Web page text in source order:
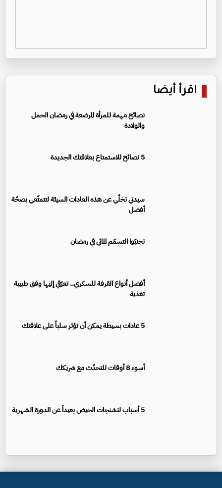
اقرأ أيضا
نصائح مهمة للمرأة المرضعة في رمضان الحمل
والولادة
5 نصائح للاستمتاع بعلاقتك الجديدة
سيدتي تخلّي عن هذه العادات السيئة لتتمتّعي بصحّة
أفضل
تجنبّوا التسمّم المائي في رمضان
أفضل أنواع القرفة للسكري.. تعرّفي إليها وفق طبيبة
تغذية
5 عادات بسيطة يمكن أن تؤثر سلباً على علاقتك
أسوء 8 أوقات للتحدّث مع شريكك
5 أسباب لتشنجات الحيض بعيداً عن الدورة الشهرية